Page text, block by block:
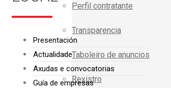
Perfil contratante
Transparencia
Taboleiro de anuncios
Rexistro
Presentación
Actualidade
Axudas e convocatorias
Guía de empresas